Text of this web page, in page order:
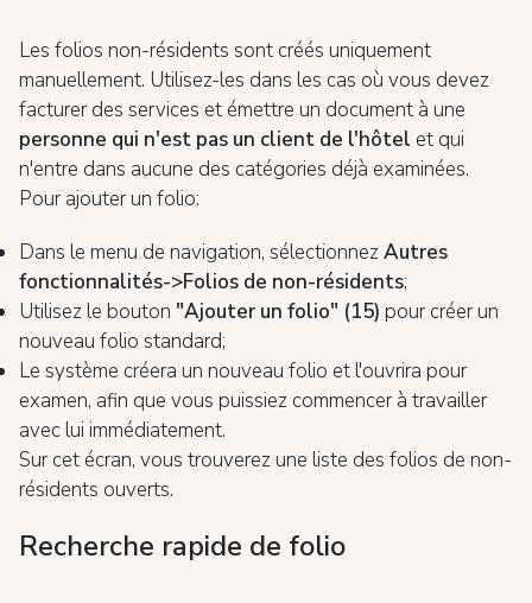
Les folios non-résidents sont créés uniquement
manuellement. Utilisez-les dans les cas où vous devez
facturer des services et émettre un document à une
personne qui n'est pas un client de l'hôtel et qui
n'entre dans aucune des catégories déjà examinées.
Pour ajouter un folio:
Dans le menu de navigation, sélectionnezAutres
fonctionnalités->Folios de non-résidents;
Utilisez le bouton "Ajouter un folio" (15) pour créer un
nouveau folio standard;
Le système créera un nouveau folio et l'ouvrira pour
examen, afin que vous puissiez commencer à travailler
avec lui immédiatement.
Sur cet écran, vous trouverez une liste des folios de non-
résidents ouverts.
Recherche rapide de folio